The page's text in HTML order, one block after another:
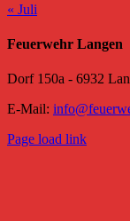
« Juli
Feuerwehr Langen
Dorf 150a - 6932
E-Mail:
Page load link